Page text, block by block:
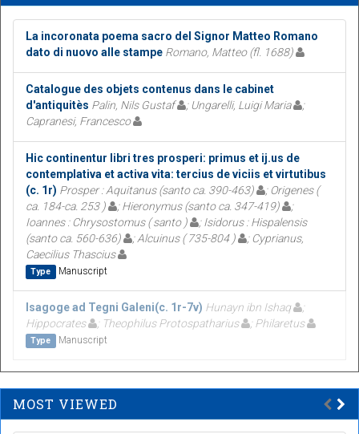
La incoronata poema sacro del Signor Matteo Romano
dato di nuovo alle stampe Romano, Matteo (fl. 1688)
Catalogue des objets contenus dans le cabinet
d'antiquitès Palin, Nils Gustaf ; Ungarelli, Luigi Maria
;
Capranesi, Francesco
Hic continentur libri tres prosperi: primus et ij.us de
contemplativa et activa vita: tercius de viciis et virtutibus
(c. 1r) Prosper : Aquitanus (santo ca. 390-463)
; Origenes (
ca. 184-ca. 253 )
; Hieronymus (santo ca. 347-419)
;
Ioannes : Chrysostomus ( santo )
; Isidorus : Hispalensis
(santo ca. 560-636)
; Alcuinus ( 735-804 )
; Cyprianus,
Caecilius Thascius
Type Manuscript
Isagoge ad Tegni Galeni(c. 1r-7v) Hunayn ibn Ishaq
Hippocrates
; Theophilus Protospatharius ; Philaretus
Type Manuscript
MOST VIEWED